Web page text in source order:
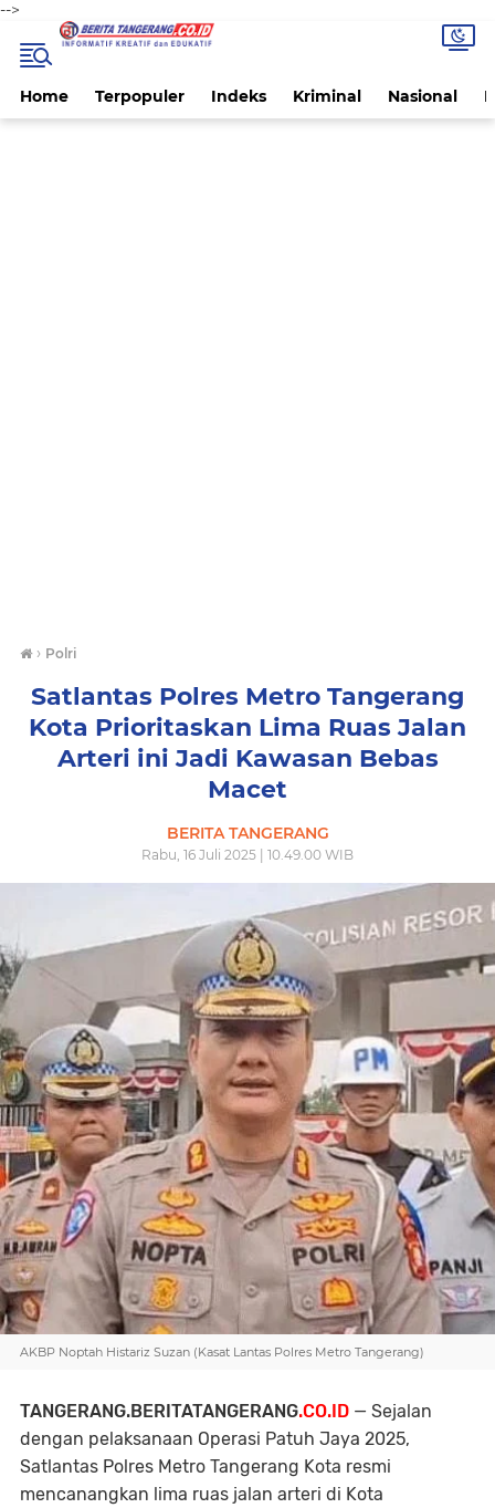
-->
Home Terpopuler Indeks Kriminal Nasional
› Polri
Satlantas Polres Metro Tangerang
Kota Prioritaskan Lima Ruas Jalan
Arteri ini Jadi Kawasan Bebas
Macet
BERITA TANGERANG
Rabu, 16 Juli 2025 | 10.49.00 WIB
AKBP Noptah Histariz Suzan (Kasat Lantas Polres Metro Tangerang)
TANGERANG.BERITATANGERANG.CO.ID — Sejalan
dengan pelaksanaan Operasi Patuh Jaya 2025,
Satlantas Polres Metro Tangerang Kota resmi
mencanangkan lima ruas jalan arteri di Kota